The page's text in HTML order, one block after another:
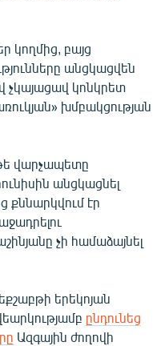
կողմից, բայց
անցկացվեն
չկայացավ կոնկրետ
խմբակցության
վարչապետը
անցկացնել
քննարկվում էր
չի համաձայնել
երեկոյան
ընդունեց
Ազգային ժողովի